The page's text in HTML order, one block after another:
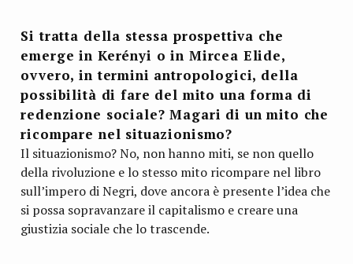
Si tratta della stessa prospettiva che
emerge in Kerényi o in Mircea Elide,
ovvero, in termini antropologici, della
possibilità di fare del mito una forma di
redenzione sociale? Magari di un mito che
ricompare nel situazionismo?
Il situazionismo? No, non hanno miti, se non quello
della rivoluzione e lo stesso mito ricompare nel libro
sull’impero di Negri, dove ancora è presente l’idea che
si possa sopravanzare il capitalismo e creare una
giustizia sociale che lo trascende.